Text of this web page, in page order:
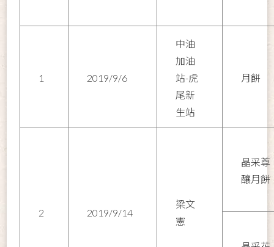
1 2019/9/6
中油
加油
站-虎
尾新
生站
月餅
2 2019/9/14
梁文
憲
晶采尊
釀月餅